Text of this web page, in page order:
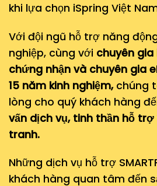
khi lựa chọn iSpring Việt
Với đội ngũ hỗ trợ năng
nghiệp, cùng với chuyên
chứng nhận và chuyên gia
15 năm kinh nghiệm,chúng
lòng cho quý khách hàng
vấn dịch vụ, tinh thần hỗ
tranh.
Những dịch vụ hỗ trợ
khách hàng quan tâm đến